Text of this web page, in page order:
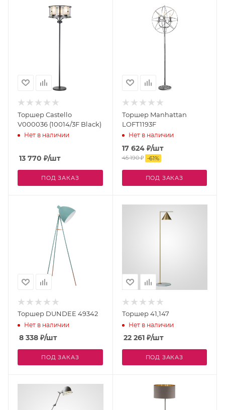
Торшер Сastello
V000036 (10014/3F Black)
Нет в наличии
13 770 ₽/шт
ПОД ЗАКАЗ
Торшер Manhattan
LOFT1193F
Нет в наличии
17 624₽/шт
45 190₽ -61%
ПОД ЗАКАЗ
Торшер DUNDEE 49342
Нет в наличии
8 338 ₽/шт
ПОД ЗАКАЗ
Торшер 41,147
Нет в наличии
22 261₽/шт
ПОД ЗАКАЗ